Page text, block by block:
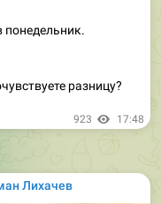
923 17:48
Лихачев